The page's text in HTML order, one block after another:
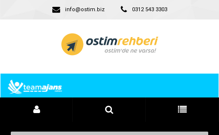
info@ostim.biz 0312 543 3303